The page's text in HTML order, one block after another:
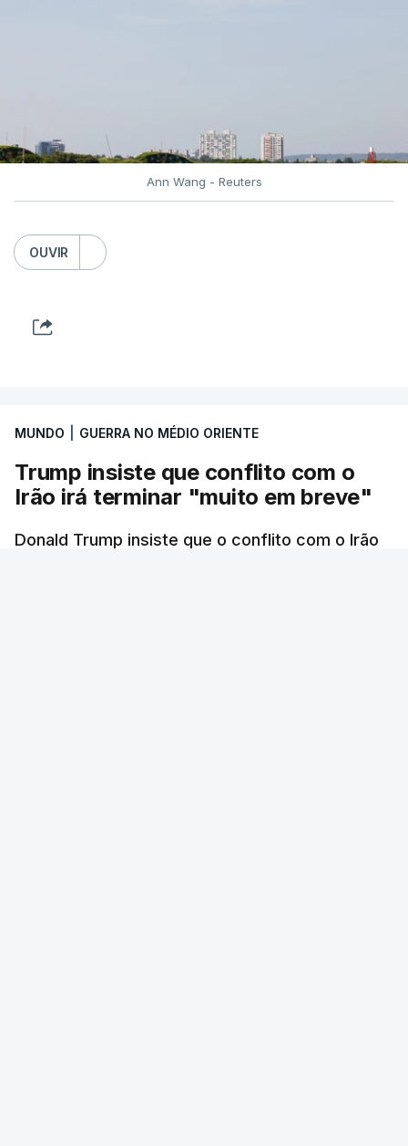
intensificam os ataques de longo alcance,
Crimeia Krasnodar Volgogrado
Wildberries
,Petersburgo
Ann Wang - Reuters
OUVIR
MUNDO GUERRA NO MÉDIO ORIENTE
Trump insiste que conflito com o
Irão irá terminar "muito em breve"
Donald Trump insiste que o conflito com o Irão